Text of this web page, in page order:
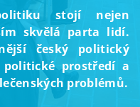
stojí nejen
skvělá parta lidí.
český politický
prostředí a
problémů.